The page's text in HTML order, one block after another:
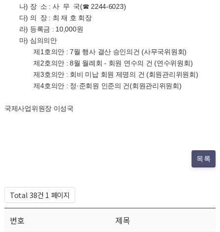
나) 장 소 : 사 무 국(☎ 2244-6023)
다) 의 장 : 최 재 호 회장
라) 등록금 : 10,000원
마) 심의의안
제1호의안 : 7월 행사 결산 승인의건 (사무국위원회)
제2호의안 : 8월 월례회 - 회원 연수의 건 (연수위원회)
제3호의안 : 회비 미납 회원 제명의 건 (회원관리위원회)
제4호의안 : 정·준회원 인준의 건(회원관리위원회)
국제사업위원장 이성국
목록
Total 38건 1 페이지
번호 제목